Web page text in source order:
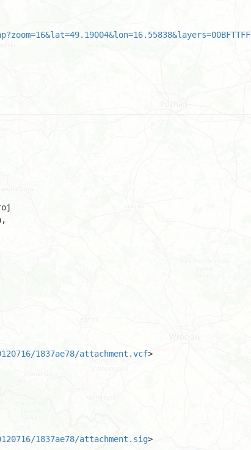
1837ae78/attachment.vcf>
1837ae78/attachment.sig>